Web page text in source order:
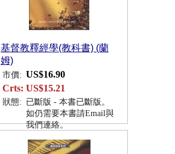
基督教釋經學(教科書) (蘭
姆)
市價: US$16.90
Crts: US$15.21
狀態: 已斷版 - 本書已斷版。
如仍需要本書請Email與
我們連絡。